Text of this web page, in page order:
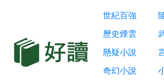
世紀百強
歷史煙雲
懸疑小說
奇幻小說